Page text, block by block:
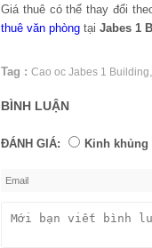
Giá thuê có thể thay đổi
thuê văn phòng tại Jabes 1
Tag : Cao oc Jabes 1 Building
BÌNH LUẬN
ĐÁNH GIÁ: Kinh khủng